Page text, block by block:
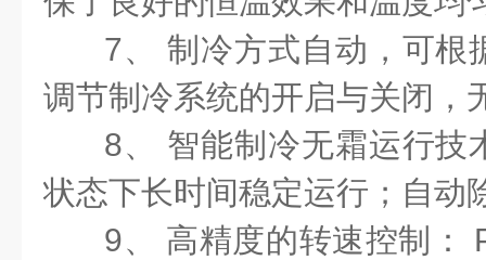
7、 制冷方式自动，可根
调节制冷系统的开启与关闭，
8、 智能制冷无霜运行技
状态下长时间稳定运行；自动
9、 高精度的转速控制：